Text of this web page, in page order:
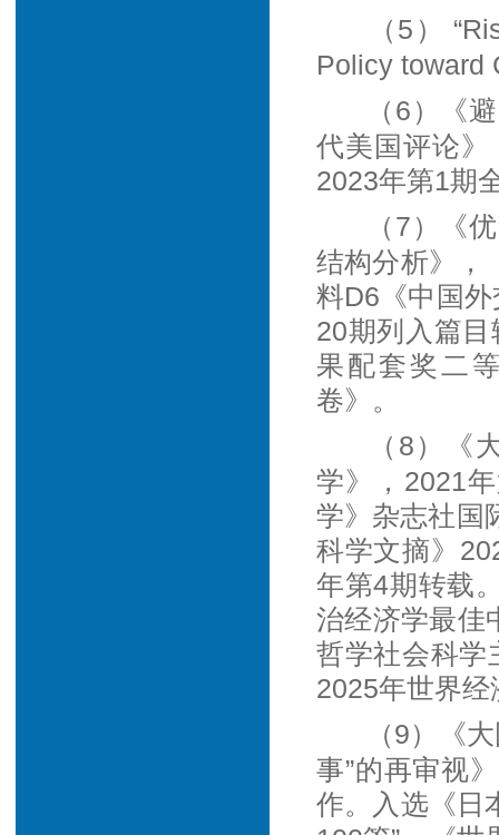
（5）
Policy toward
（6）《
代美国评论》
2023年第1期
（7）《
结构分析》，
料D6《中国
20期列入篇
果配套奖二
卷》。
（8）《
学》，2021
学》杂志社国
科学文摘》
年第4期转载
治经济学最佳
哲学社会科学
2025年世界
（9）《
事”的再审视
作。入选《日